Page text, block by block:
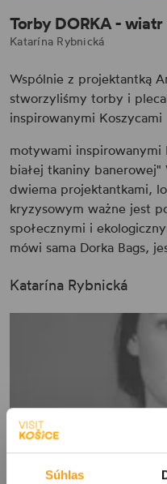
Súhlas
Torby DORKA - wiatr
Katarína Rybnická
Wspólnie z projektantką
stworzyliśmy torby i
inspirowanymi Koszycami
motywami inspirowanymi
białej tkaniny
dwiema projektantkami,
kryzysowym ważne jest
społecznymi i
mówi sama Dorka Bags,
Katarína Rybnická